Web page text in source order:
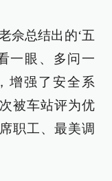
佘总结出的‘五
一眼、多问一
增强了安全系
被车站评为优
职工、最美调